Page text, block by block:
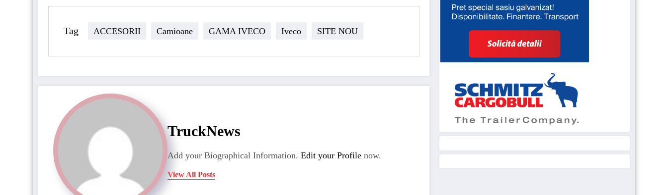
Tag ACCESORII Camioane GAMA IVECO Iveco SITE NOU
TruckNews
Add your Biographical Information. Edit your Profile now.
View All Posts